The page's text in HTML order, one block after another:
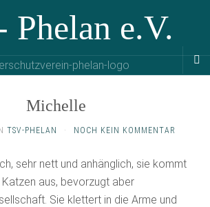
Phelan e.V.
Michelle
TSV-PHELAN · NOCH KEIN KOMMENTAR
sehr nett und anhänglich, sie kommt
aus, bevorzugt aber
Sie klettert in die Arme und